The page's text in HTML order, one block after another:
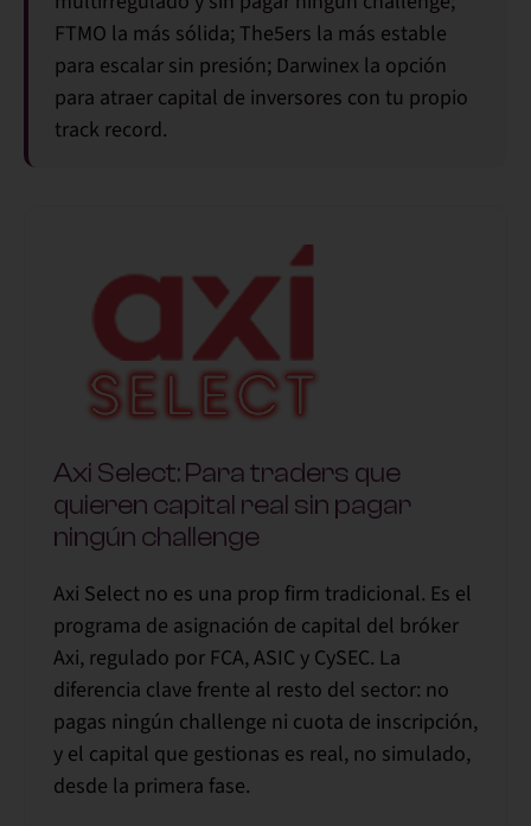
FTMO la más sólida; The5ers la más estable
para escalar sin presión; Darwinex la opción
para atraer capital de inversores con tu propio
track record.
Axi Select: Para traders que
quieren capital real sin pagar
ningún challenge
Axi Select no es una prop firm tradicional. Es el
programa de asignación de capital del bróker
Axi, regulado por FCA, ASIC y CySEC. La
diferencia clave frente al resto del sector: no
pagas ningún challenge ni cuota de inscripción,
y el capital que gestionas es real, no simulado,
desde la primera fase.